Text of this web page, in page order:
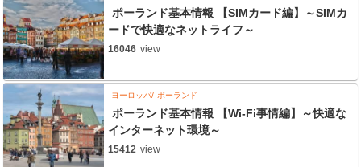
ポーランド基本情報 【SIMカード編】～SIMカ
ードで快適なネットライフ～
16046 view
ヨーロッパ ポーランド
ポーランド基本情報 【Wi-Fi事情編】～快適な
インターネット環境～
15412 view